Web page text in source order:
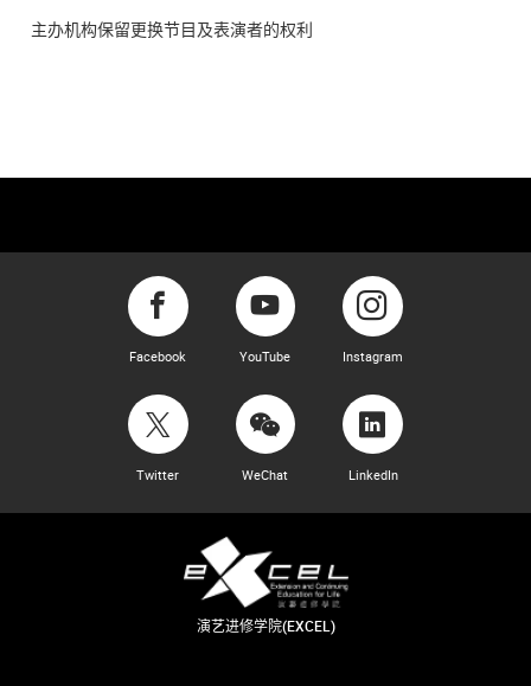
主办机构保留更换节目及表演者的权利
Facebook YouTube Instagram
Twitter WeChat LinkedIn
演艺进修学院(EXCEL)